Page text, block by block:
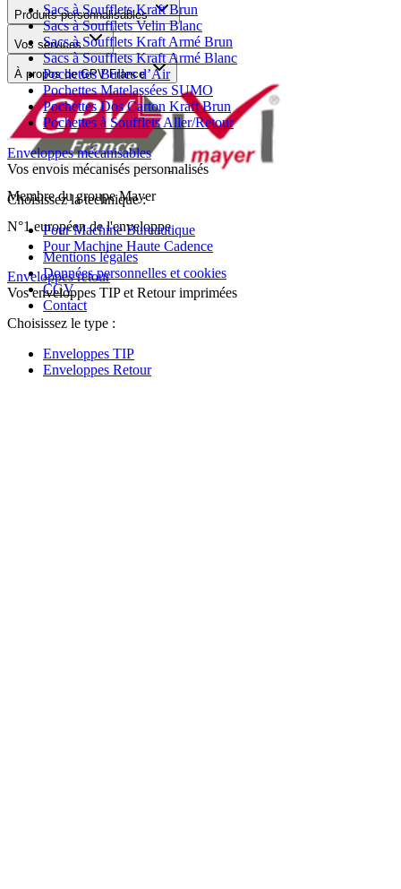
Sacs à Soufflets Kraft Brun
Sacs à Soufflets Velin Blanc
Sacs à Soufflets Kraft Armé Brun
Sacs à Soufflets Kraft Armé Blanc
Pochettes Bulles d’Air
Pochettes Matelassées SUMO
Pochettes Dos Carton Kraft Brun
Pochettes à Soufflets Aller/Retour
Enveloppes mécanisables
Vos envois mécanisés personnalisés
Choisissez la technique :
Pour Machine Bureautique
Pour Machine Haute Cadence
Enveloppes retour
Vos enveloppes TIP et Retour imprimées
Choisissez le type :
Enveloppes TIP
Enveloppes Retour
Produits personnalisables
Vos services
À propos de GPV France
Membre du groupe Mayer
N°1 européen de l'enveloppe
Mentions légales
Données personnelles et cookies
CGV
Contact